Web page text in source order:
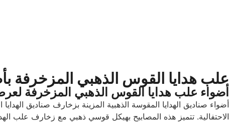
علب هدايا القوس الذهبي المزخرفة
أضواء علب هدايا القوس الذهبي المزخرفة
أضواء صناديق الهدايا المقوسة الذهبية المزينة بزخارف صناديق
الاحتفالية. تتميز هذه المصابيح بهيكل قوسي ذهبي مع زخارف علب